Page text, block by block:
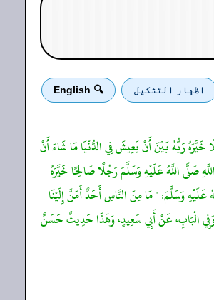
اظهار التشكيل 🔍 English
رَبُّهُ بَيْنَ أَنْ يَعِيشَ فِي الدُّنْيَا مَا شَاءَ أَنْ
صَلَّى اللَّهُ عَلَيْهِ وَسَلَّمَ رَجُلًا صَالِحًا خَيَّرَهُ
عَلَيْهِ وَسَلَّمَ: " مَا مِنَ النَّاسِ أَحَدٌ أَمَنَّ إِلَيْنَا
الْبَابِ، عَنْ أَبِي سَعِيدٍ، وَهَذَا حَدِيثٌ حَسَنٌ